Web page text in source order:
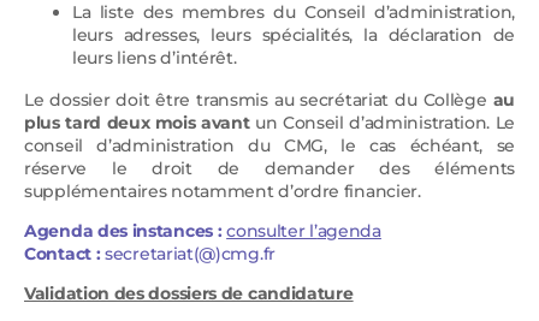
La liste des membres du Conseil d’administration,
leurs adresses, leurs spécialités, la déclaration de
leurs liens d’intérêt.
Le dossier doit être transmis au secrétariat du Collège au
plus tard deux mois avant un Conseil d’administration. Le
conseil d’administration du CMG, le cas échéant, se
réserve le droit de demander des éléments
supplémentaires notamment d’ordre financier.
Agenda des instances :consulter l’agenda
Contact : secretariat(@)cmg.fr
Validation des dossiers de candidature